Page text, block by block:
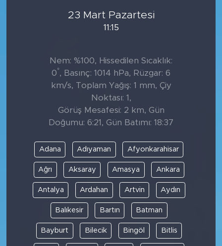
23 Mart Pazartesi
11:15
Nem: %100, Hissedilen Sıcaklık:
0°, Basınç: 1014 hPa, Rüzgar: 6
km/s, Toplam Yağış: 1 mm, Çiy
Noktası: 1,
Görüş Mesafesi: 2 km, Gün
Doğumu: 6:21, Gün Batımı: 18:37
Adana Adıyaman Afyonkarahisar
Ağrı Aksaray Amasya Ankara
Antalya Ardahan Artvin Aydın
Balıkesir Bartın Batman
Bayburt Bilecik Bingöl Bitlis